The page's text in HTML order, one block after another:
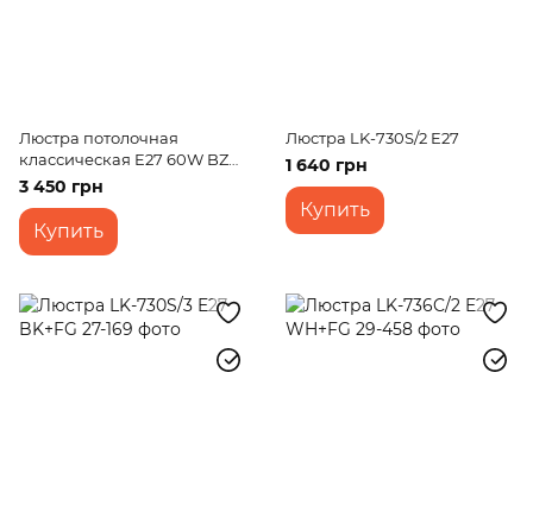
Люстра потолочная
классическая E27 60W BZ
(LK-572C/5)
3 450 грн
Купить
Люстра LK-730S/2 E27
1 640 грн
Купить